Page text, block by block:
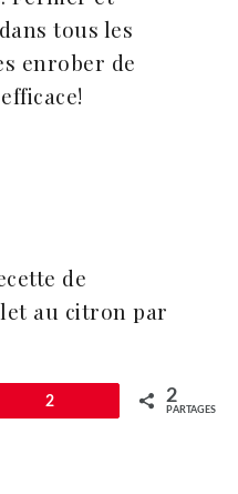
tous les
enrober de
de
au citron par
2 2
PARTAGES